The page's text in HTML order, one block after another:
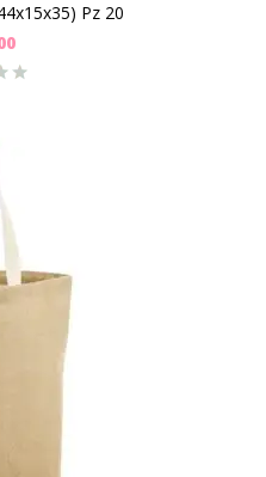
Pz 20